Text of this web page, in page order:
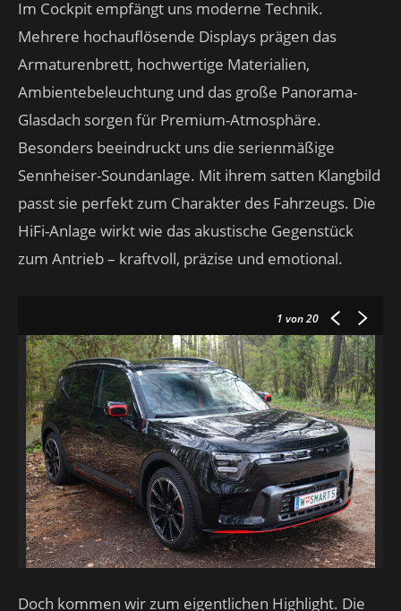
Im Cockpit empfängt uns moderne Technik.
Mehrere hochauflösende Displays prägen das
Armaturenbrett, hochwertige Materialien,
Ambientebeleuchtung und das große Panorama-
Glasdach sorgen für Premium-Atmosphäre.
Besonders beeindruckt uns die serienmäßige
Sennheiser-Soundanlage. Mit ihrem satten Klangbild
passt sie perfekt zum Charakter des Fahrzeugs. Die
HiFi-Anlage wirkt wie das akustische Gegenstück
zum Antrieb – kraftvoll, präzise und emotional.
1 von 20
Doch kommen wir zum eigentlichen Highlight. Die